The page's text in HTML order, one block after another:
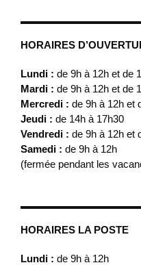
HORAIRES
Lundi : de 9h à 12h et de
Mardi : de 9h à 12h et de
Mercredi : de 9h à 12h et
Jeudi : de 14h à 17h30
Vendredi : de 9h à 12h et
Samedi : de 9h à 12h
(fermée pendant les
HORAIRES LA POSTE
Lundi : de 9h à 12h